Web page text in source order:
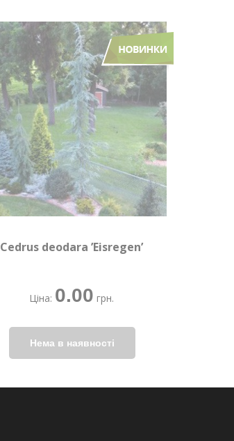
Cedrus deodara ’Eisregen’
Ціна: 0.00 грн.